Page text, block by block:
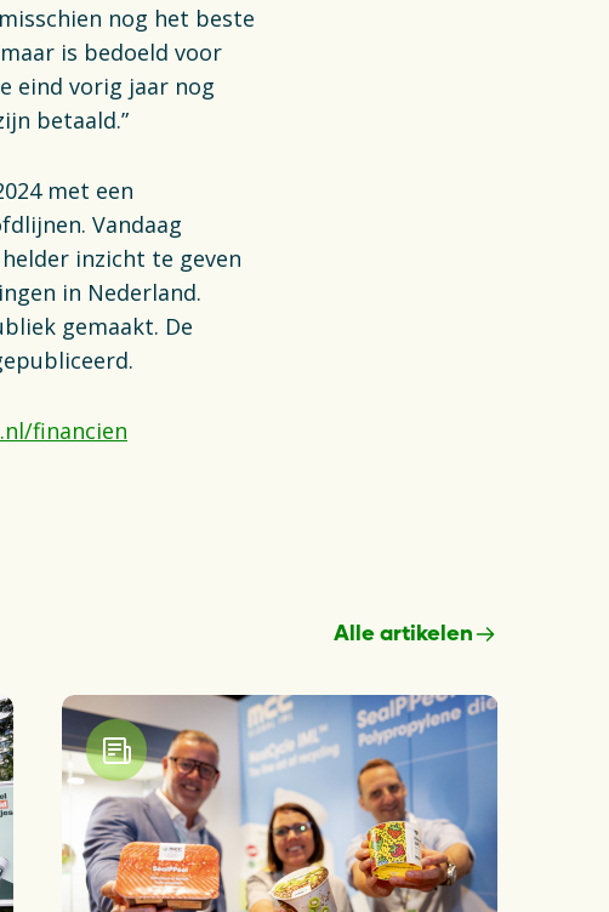
nog het beste
is bedoeld voor
eind vorig jaar nog
betaald.”
met een
Vandaag
inzicht te geven
in Nederland.
gemaakt. De
financien
Alle artikelen